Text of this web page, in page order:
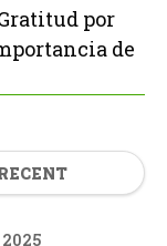
por
de